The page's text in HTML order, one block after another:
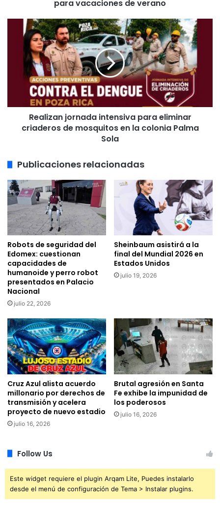
vacaciones
para vacaciones de verano
Realizan
jornada
intensiva
criaderos
mosquitos
en
colonia
Realizan jornada intensiva para eliminar
criaderos de mosquitos en la colonia Palma
Sola
Publicaciones relacionadas
Robots de seguridad del
Edomex: cuestionan
capacidades de
humanoide y perro robot
presentados en Palacio
Nacional
julio 22, 2026
Sheinbaum asistirá a la
final del Mundial 2026 en
Estados Unidos
julio 19, 2026
Cruz Azul alista acuerdo
millonario por derechos de
transmisión y acelera
proyecto de nuevo estadio
julio 16, 2026
Brutal agresión en Santa
Fe exhibe la impunidad de
los poderosos
julio 16, 2026
Follow Us
Este widget requiere el plugin Arqam Lite, Puedes instalarlo
desde el menú de configuración de Tema > Instalar plugins.